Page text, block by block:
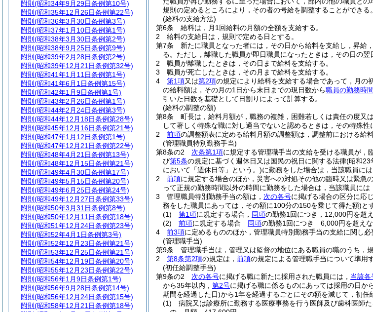
規則の定めるところにより，その者の号給を調整することができる。
(給料の支給方法)
第6条
給料は，月1回給料の月額の全額を支給する。
2
給料の支給日は，規則で定める日とする。
第7条
新たに職員となった者には，その日から給料を支給し，昇給
る。 ただし，離職した職員が即日職員になったときは，その日の翌
2
職員が離職したときは，その日まで給料を支給する。
3
職員が死亡したときは，その月まで給料を支給する。
4
第1項又は第2項の規定により給料を支給する場合であって，月の
の給料額は，その月の1日から末日までの現日数から職員の勤務時
引いた日数を基礎として日割りによって計算する。
(給料の調整の額)
第8条
町長は，給料月額が，職務の複雑，困難若しくは責任の度又
して著しく特殊な職に対し適当でないと認めるときは，その特殊
2
前項の調整額表に定める給料月額の調整額は，調整前における給
(管理職員特別勤務手当)
第8条の2
次条第1項に規定する管理職手当の支給を受ける職員が，
び第5条の規定に基づく週休日又は国民の祝日に関する法律(昭和23
において「週休日等」という。)に勤務をした場合は，当該職員に
2
前項に規定する場合のほか，災害への対処その他の臨時又は緊急
って正規の勤務時間以外の時間に勤務をした場合は，当該職員には
3
管理職員特別勤務手当の額は， 次の各号に掲げる場合の区分に応じ
務をした職員にあっては，その額に100分の150を乗じて得た額)と
(1)
第1項に規定する場合， 同項の勤務1回につき，12,000円を超
(2)
前項に規定する場合 同項の勤務1回につき 6,000円を超え
4
前3項に定めるもののほか，管理職員特別勤務手当の支給に関し必
(管理職手当)
第9条
管理職手当は，管理又は監督の地位にある職員の職のうち，
2
第8条第2項の規定は， 前項の規定による管理職手当について準用す
(初任給調整手当)
第9条の2
次の各号に掲げる職に新たに採用された職員には， 当該各
から35年以内， 第2号に掲げる職に係るものにあっては採用の日か
期間を経過した日)から1年を経過するごとにその額を減じて，初任
(1)
病院又は診療所に勤務する医療事務を行う医師及び歯科医師
附則 (昭和34年9月29日条例第10号)
附則 (昭和35年12月26日条例第22号)
附則 (昭和36年3月30日条例第3号)
附則 (昭和37年1月10日条例第1号)
附則 (昭和38年3月30日条例第2号)
附則 (昭和38年9月25日条例第9号)
附則 (昭和39年2月28日条例第2号)
附則 (昭和39年12月21日条例第32号)
附則 (昭和41年1月11日条例第1号)
附則 (昭和41年6月1日条例第15号)
附則 (昭和42年1月9日条例第1号)
附則 (昭和43年2月26日条例第1号)
附則 (昭和44年2月24日条例第3号)
附則 (昭和44年12月18日条例第28号)
附則 (昭和45年12月16日条例第21号)
附則 (昭和47年1月12日条例第1号)
附則 (昭和47年12月21日条例第22号)
附則 (昭和48年4月21日条例第13号)
附則 (昭和48年12月15日条例第21号)
附則 (昭和49年4月30日条例第17号)
附則 (昭和49年5月15日条例第20号)
附則 (昭和49年6月25日条例第24号)
附則 (昭和49年12月27日条例第33号)
附則 (昭和50年3月31日条例第8号)
附則 (昭和50年12月11日条例第18号)
附則 (昭和51年12月24日条例第23号)
附則 (昭和52年4月1日条例第3号)
附則 (昭和52年12月23日条例第21号)
附則 (昭和53年12月25日条例第21号)
附則 (昭和54年12月19日条例第20号)
附則 (昭和55年12月23日条例第22号)
附則 (昭和56年1月9日条例第1号)
附則 (昭和56年9月28日条例第14号)
附則 (昭和56年12月24日条例第15号)
附則 (昭和58年12月21日条例第18号)